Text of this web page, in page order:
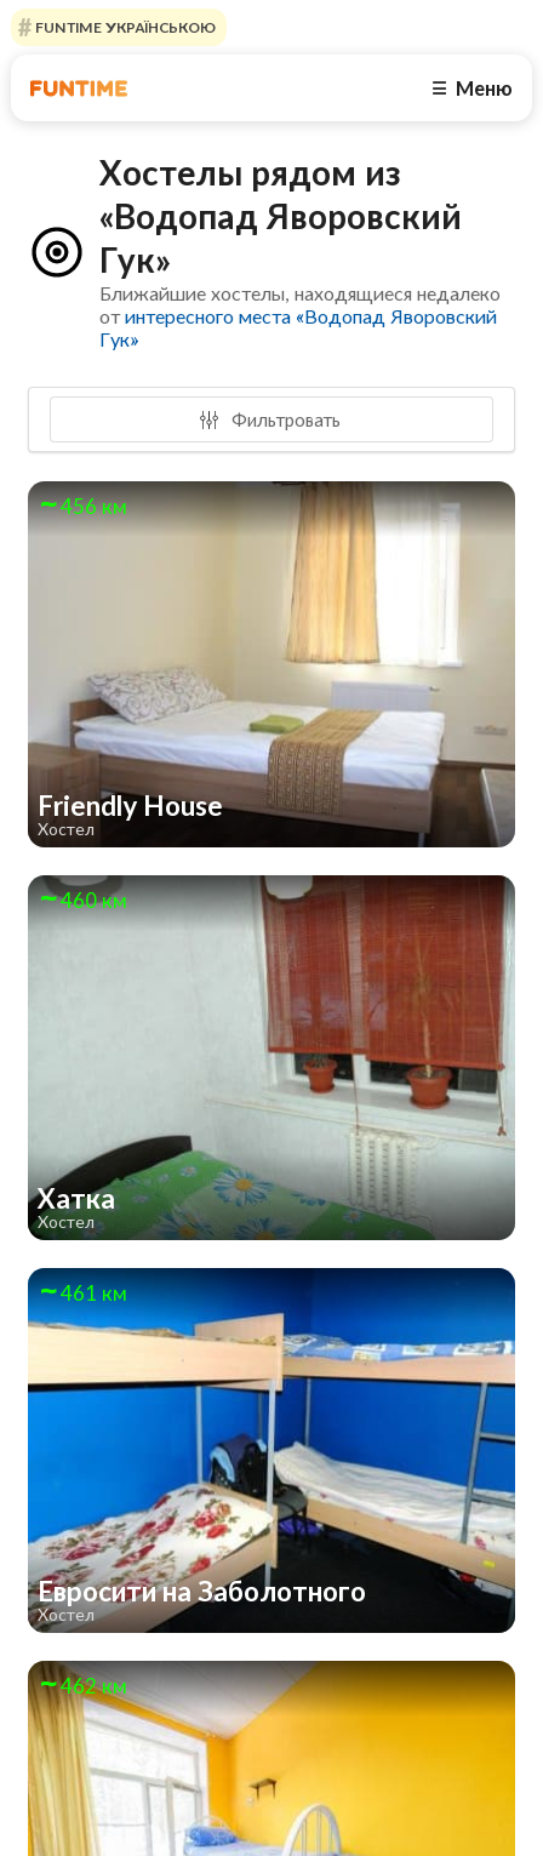
FUNTIME УКРАЇНСЬКОЮ
☰ Меню
Хостелы рядом из
«Водопад Яворовский
Гук»
Ближайшие хостелы, находящиеся недалеко
отинтересного места «Водопад Яворовский
Гук»
Фильтровать
456 км
Friendly House
Хостел
460 км
Хатка
Хостел
461 км
Евросити на Заболотного
Хостел
462 км